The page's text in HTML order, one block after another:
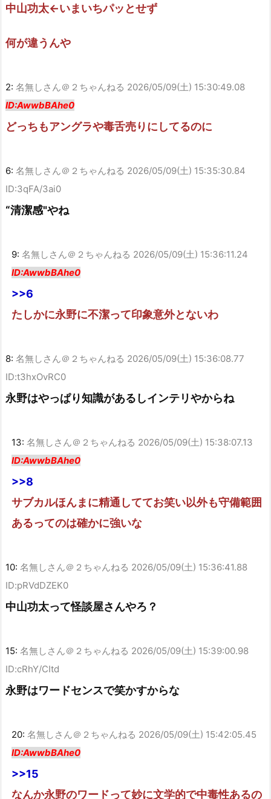
中山功太←いまいちパッとせず
何が違うんや
2: 名無しさん＠２ちゃんねる 2026/05/09(土) 15:30:49.08
ID:AwwbBAhe0
どっちもアングラや毒舌売りにしてるのに
6: 名無しさん＠２ちゃんねる 2026/05/09(土) 15:35:30.84
ID:3qFA/3ai0
“清潔感"やね
9: 名無しさん＠２ちゃんねる 2026/05/09(土) 15:36:11.24
ID:AwwbBAhe0
>>6
たしかに永野に不潔って印象意外とないわ
8: 名無しさん＠２ちゃんねる 2026/05/09(土) 15:36:08.77
ID:t3hxOvRC0
永野はやっぱり知識があるしインテリやからね
13: 名無しさん＠２ちゃんねる 2026/05/09(土) 15:38:07.13
ID:AwwbBAhe0
>>8
サブカルほんまに精通しててお笑い以外も守備範囲
あるってのは確かに強いな
10: 名無しさん＠２ちゃんねる 2026/05/09(土) 15:36:41.88
ID:pRVdDZEK0
中山功太って怪談屋さんやろ？
15: 名無しさん＠２ちゃんねる 2026/05/09(土) 15:39:00.98
ID:cRhY/CItd
永野はワードセンスで笑かすからな
20: 名無しさん＠２ちゃんねる 2026/05/09(土) 15:42:05.45
ID:AwwbBAhe0
>>15
なんか永野のワードって妙に文学的で中毒性あるの